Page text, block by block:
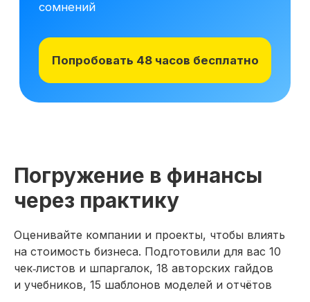
Погружение в финансы
через практику
Оценивайте компании и проекты, чтобы влиять
на стоимость бизнеса. Подготовили для вас 10
чек‑листов и шпаргалок, 18 авторских гайдов
и учебников, 15 шаблонов моделей и отчётов